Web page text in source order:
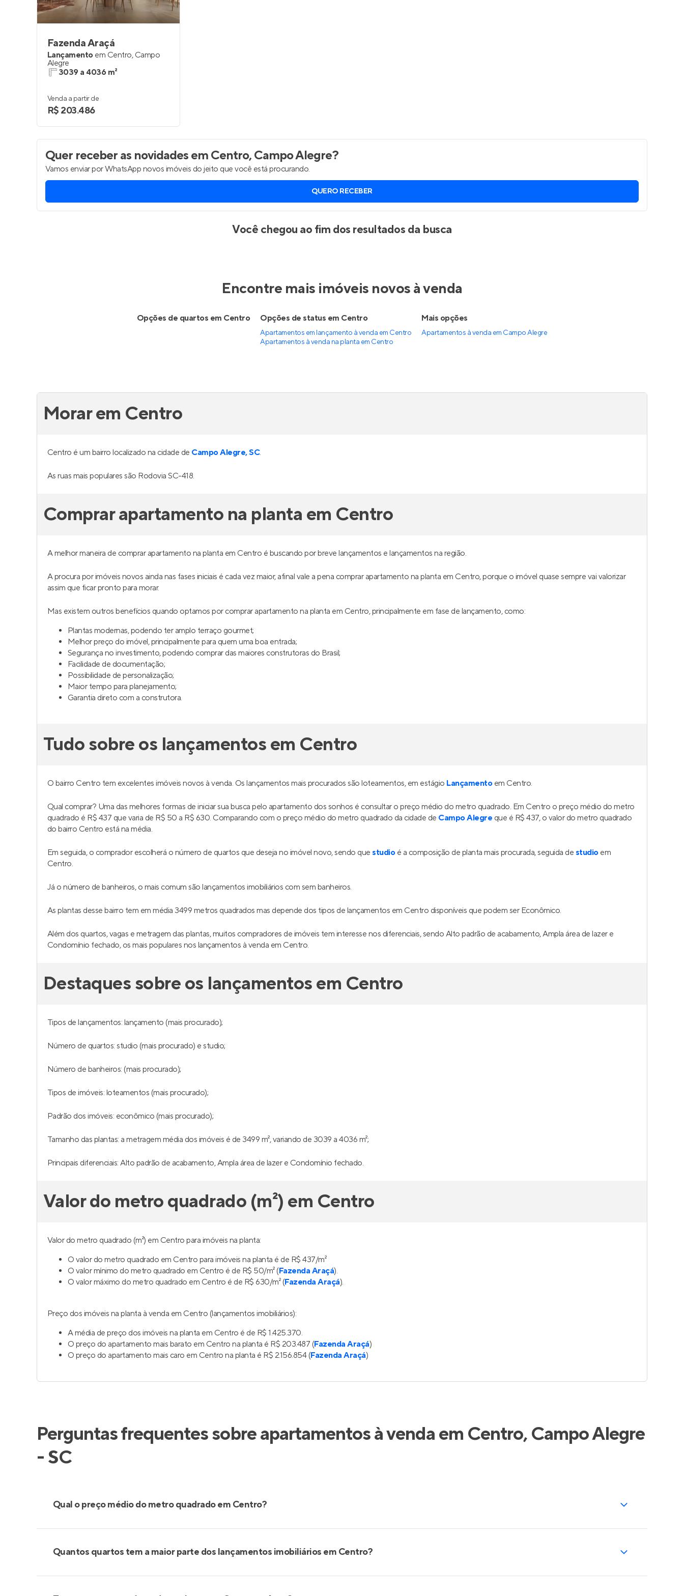
Fazenda Araçá
Lançamento em Centro, Campo
Alegre
3039 a 4036 m²
Venda a partir de
R$ 203.486
Quer receber as novidadesem Centro, Campo Alegre?
Vamos enviar por WhatsApp novos imóveis do jeito que você está procurando.
QUERO RECEBER
Você chegou ao fim dos resultados da busca
Encontre mais imóveis novos à venda
Opções de quartos em Centro Opções de status em Centro
Apartamentos em lançamento à venda em Centro
Apartamentos à venda na planta em Centro
Mais opções
Apartamentos à venda em Campo Alegre
Morar em Centro
Centro é um bairro localizado na cidade de Campo Alegre, SC.
As ruas mais populares são Rodovia SC-418.
Comprar apartamento na planta em Centro
A melhor maneira de comprar apartamento na planta em Centro é buscando por breve lançamentos e lançamentos na região.
A procura por imóveis novos ainda nas fases iniciais é cada vez maior, afinal vale a pena comprar apartamento na planta em Centro, porque o imóvel quase sempre vai valorizar
assim que ficar pronto para morar.
Mas existem outros benefícios quando optamos por comprar apartamento na planta em Centro, principalmente em fase de lançamento, como:
Plantas modernas, podendo ter amplo terraço gourmet;
Melhor preço do imóvel, principalmente para quem uma boa entrada;
Segurança no investimento, podendo comprar das maiores construtoras do Brasil;
Facilidade de documentação;
Possibilidade de personalização;
Maior tempo para planejamento;
Garantia direto com a construtora.
Tudo sobre os lançamentos em Centro
O bairro Centro tem excelentes imóveis novos à venda. Os lançamentos mais procurados são loteamentos, em estágio Lançamentoem Centro.
Qual comprar? Uma das melhores formas de iniciar sua busca pelo apartamento dos sonhos é consultar o preço médio do metro quadrado. Em Centro o preço médio do metro
quadrado é R$ 437 que varia de R$ 50 a R$ 630. Comparando com o preço médio do metro quadrado da cidade de Campo Alegre que é R$ 437, o valor do metro quadrado
do bairro Centro está na média.
Em seguida, o comprador escolherá o número de quartos que deseja no imóvel novo, sendo questudioé a composição de planta mais procurada, seguida de studioem
Centro.
Já o número de banheiros, o mais comum são lançamentos imobiliários com sem banheiros.
As plantas desse bairro tem em média 3499 metros quadrados mas depende dos tipos de lançamentos em Centro disponíveis que podem ser Econômico.
Além dos quartos, vagas e metragem das plantas, muitos compradores de imóveis tem interesse nos diferenciais, sendo Alto padrão de acabamento, Ampla área de lazer e
Condomínio fechado, os mais populares nos lançamentos à venda em Centro.
Destaques sobre os lançamentos em Centro
Tipos de lançamentos: lançamento (mais procurado);
Número de quartos: studio (mais procurado) e studio;
Número de banheiros: (mais procurado);
Tipos de imóveis: loteamentos (mais procurado);
Padrão dos imóveis: econômico (mais procurado);
Tamanho das plantas: a metragem média dos imóveis é de 3499 m², variando de 3039 a 4036 m²;
Principais diferenciais: Alto padrão de acabamento, Ampla área de lazer e Condomínio fechado.
Valor do metro quadrado (m²) em Centro
Valor do metro quadrado (m²) em Centro para imóveis na planta:
O valor do metro quadrado em Centro para imóveis na planta é de R$ 437/m²
O valor mínimo do metro quadrado em Centro é de R$ 50/m² (Fazenda Araçá).
O valor máximo do metro quadrado em Centro é de R$ 630/m² (Fazenda Araçá).
Preço dos imóveis na planta à venda em Centro (lançamentos imobiliários):
A média de preço dos imóveis na planta em Centro é de R$ 1.425.370.
O preço do apartamento mais barato em Centro na planta é R$ 203.487 (Fazenda Araçá)
O preço do apartamento mais caro em Centro na planta é R$ 2.156.854 (Fazenda Araçá)
Perguntas frequentes sobre apartamentos à venda em Centro, Campo Alegre
- SC
Qual o preço médio do metro quadrado em Centro?
Quantos quartos tem a maior parte dos lançamentos imobiliários em Centro?